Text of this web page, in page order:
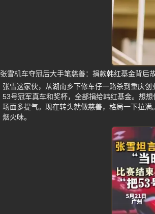
张雪机车夺冠后大手笔慈善：捐款韩红基金背后
张雪这家伙，从湖南乡下修车仔一路杀到重庆
53号冠军真车和奖杯，全部捐给韩红基金。想
场面多提气。现在转头就做慈善，格局一下拉
烟火味。